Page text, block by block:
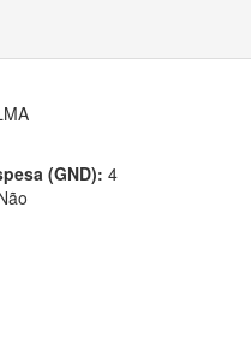
(GND): 4